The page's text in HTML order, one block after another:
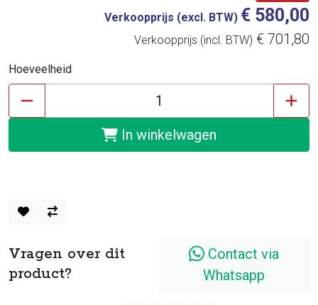
Verkoopprijs (excl. BTW) € 580,00
Verkoopprijs (incl. BTW) € 701,80
Hoeveelheid
In winkelwagen
Vragen over dit
product?
Contact via
Whatsapp